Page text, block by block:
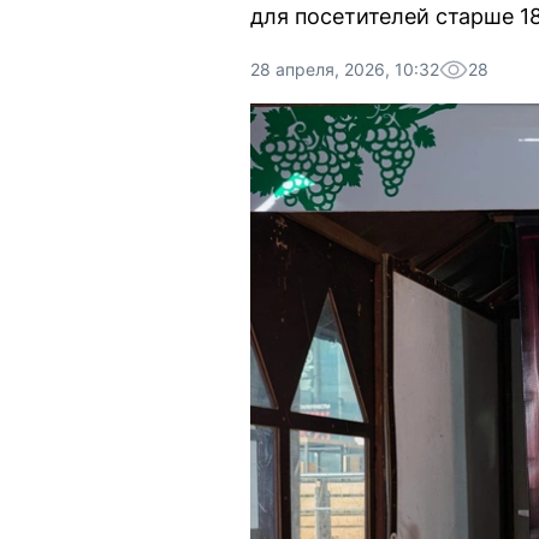
для посетителей старше
28 апреля, 2026, 10:32 28